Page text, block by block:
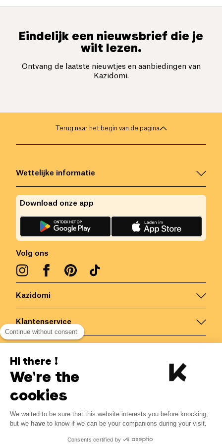
Eindelijk een nieuwsbrief die je
wilt lezen.
Ontvang de laatste nieuwtjes en aanbiedingen van
Kazidomi.
12.21€ 9.40€ -23% ?
Bespaar 2.81 € met K+
Terug naar het begin van de pagina
Kazidomi
Klantenservice
Wettelijke informatie
Volg ons
Download onze app
België/ NL
Alle rechten voorbehouden
Continue without consent
Hi there !
We're the
cookies
We waited to be sure that this website interests you before knocking,
but we have to know if we can be your companions during your visit.
Consents certified by